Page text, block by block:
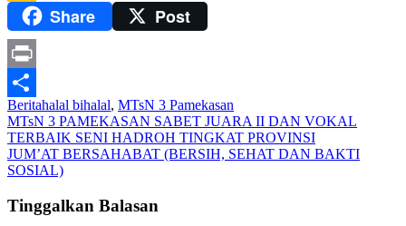
Google
Classroom
Share Post
Print
Share
Beritahalal bihalal, MTsN 3 Pamekasan
Navigasi
pos
MTsN 3 PAMEKASAN SABET JUARA II DAN VOKAL
TERBAIK SENI HADROH TINGKAT PROVINSI
JUM’AT BERSAHABAT (BERSIH, SEHAT DAN BAKTI
SOSIAL)
Tinggalkan Balasan